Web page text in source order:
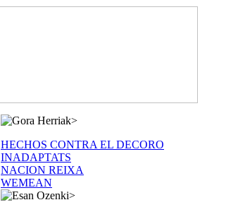
>
HECHOS CONTRA EL DECORO
INADAPTATS
NACION REIXA
WEMEAN
>